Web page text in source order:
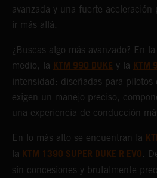
avanzada y una fuerte aceleración
ir más allá.
¿Buscas algo más avanzado? En
medio, la KTM 990 DUKE y la KTM
intensidad: diseñadas para pilotos
exigen un manejo preciso,
una experiencia de conducción
En lo más alto se encuentran la
la KTM 1390 SUPER DUKE R EVO.
sin concesiones y brutalmente